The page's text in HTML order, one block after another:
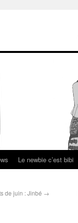
Le newbie c’est bibi
de juin : Jinbé →